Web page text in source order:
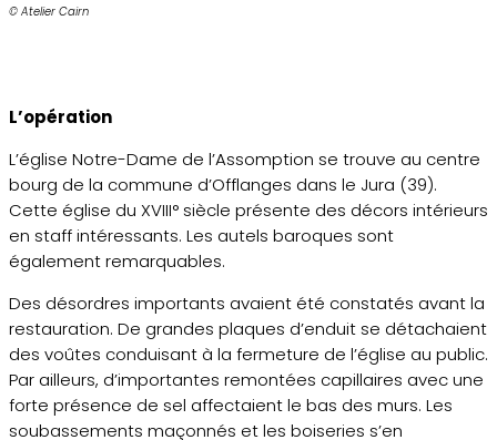
© Atelier Cairn
L’opération
L’église Notre-Dame de l’Assomption se trouve au centre
bourg de la commune d’Offlanges dans le Jura (39).
Cette église du XVIII° siècle présente des décors intérieurs
en staff intéressants. Les autels baroques sont
également remarquables.
Des désordres importants avaient été constatés avant la
restauration. De grandes plaques d’enduit se détachaient
des voûtes conduisant à la fermeture de l’église au public.
Par ailleurs, d’importantes remontées capillaires avec une
forte présence de sel affectaient le bas des murs. Les
soubassements maçonnés et les boiseries s’en